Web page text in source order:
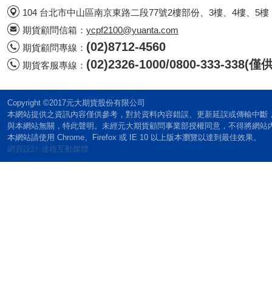
104 台北市中山區南京東路二段77號2樓部份、3樓、4樓、5樓
期貨顧問信箱： ycpf2100@yuanta.com
期貨顧問專線： (02)8712-4560
期貨客服專線： (02)2326-1000/0800-333-338(僅
Copyright ©2017元大期貨股份有限公司
本網站提供之資訊內容僅供參考，對於資料內容錯誤、更新延誤或傳輸中
與本網站無關，特此聲明。未經元大期貨顧問事業部授權同意，不得將網站
本網站請使用 Chrome、Firefox 或 IE 10 以上版本瀏覽以達到最佳效果。
網頁設計:達格互動媒體